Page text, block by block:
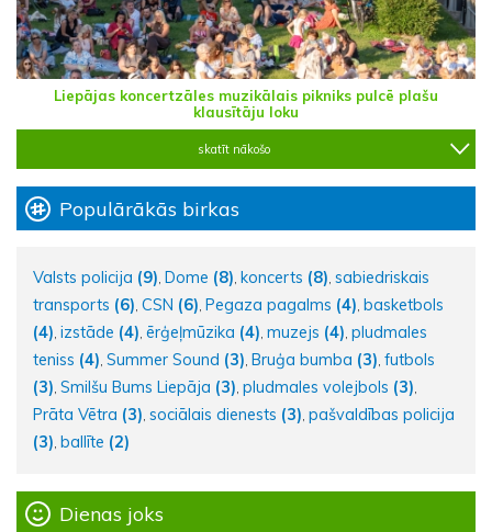
Liepājas koncertzāles muzikālais pikniks pulcē plašu
klausītāju loku
skatīt nākošo
Populārākās birkas
Valsts policija (9), Dome (8), koncerts (8), sabiedriskais
transports (6), CSN (6), Pegaza pagalms (4), basketbols
(4), izstāde (4), ērģeļmūzika (4), muzejs (4), pludmales
teniss (4), Summer Sound (3), Bruģa bumba (3), futbols
(3), Smilšu Bums Liepāja (3), pludmales volejbols (3),
Prāta Vētra (3), sociālais dienests (3), pašvaldības policija
(3), ballīte (2)
Dienas joks